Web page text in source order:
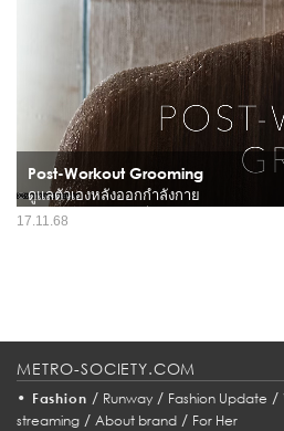
Post-Workout Grooming
ดูแลตัวเองหลังออกกำลังกาย
การออกกำลังกายเป็นสิ่งสำคัญสำหรับนักกีฬา แต่
17.11.68
METRO-SOCIETY.COM
• Fashion / Runway/ Fashion Update /
streaming / About brand / For Her